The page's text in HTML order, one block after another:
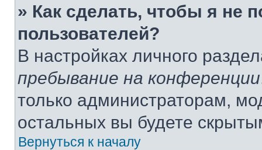
» Как сделать, чтобы я не
пользователей?
В настройках личного
пребывание на конференции
только администраторам,
остальных вы будете
Вернуться к началу